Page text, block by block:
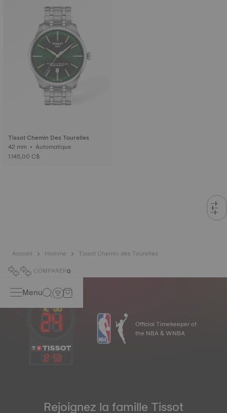
Tissot Chemin Des Tourelles
42 mm • Automatique
1.145,00 C$
Accueil Homme
Tissot Chemin des Tourelles
COMPARER0
Menu
12:53
Official Timekeeper of
the NBA & WNBA
Rejoignez la famille Tissot